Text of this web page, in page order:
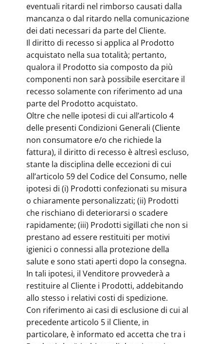
eventuali ritardi nel rimborso causati dalla
mancanza o dal ritardo nella comunicazione
dei dati necessari da parte del Cliente.
Il diritto di recesso si applica al Prodotto
acquistato nella sua totalità; pertanto,
qualora il Prodotto sia composto da più
componenti non sarà possibile esercitare il
recesso solamente con riferimento ad una
parte del Prodotto acquistato.
Oltre che nelle ipotesi di cui all’articolo 4
delle presenti Condizioni Generali (Cliente
non consumatore e/o che richiede la
fattura), il diritto di recesso è altresì escluso,
stante la disciplina delle eccezioni di cui
all’articolo 59 del Codice del Consumo, nelle
ipotesi di (i) Prodotti confezionati su misura
o chiaramente personalizzati; (ii) Prodotti
che rischiano di deteriorarsi o scadere
rapidamente; (iii) Prodotti sigillati che non si
prestano ad essere restituiti per motivi
igienici o connessi alla protezione della
salute e sono stati aperti dopo la consegna.
In tali ipotesi, il Venditore provvederà a
restituire al Cliente i Prodotti, addebitando
allo stesso i relativi costi di spedizione.
Con riferimento ai casi di esclusione di cui al
precedente articolo 5 il Cliente, in
particolare, è informato ed accetta che tra i